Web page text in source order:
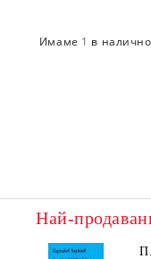
Имаме 1 в
Най-